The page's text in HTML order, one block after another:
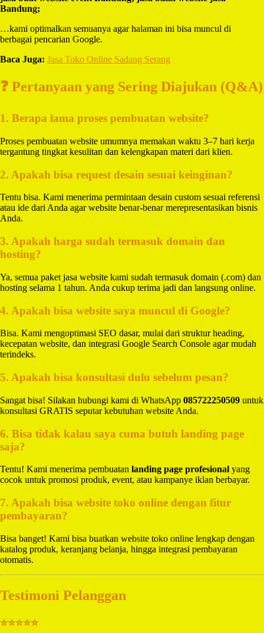
Bandung;
…kami optimalkan semuanya agar halaman ini bisa muncul di
berbagai pencarian Google.
Baca Juga: Jasa Toko Online Sadang Serang
❓ Pertanyaan yang Sering Diajukan (Q&A)
1. Berapa lama proses pembuatan website?
Proses pembuatan website umumnya memakan waktu 3–7 hari kerja
tergantung tingkat kesulitan dan kelengkapan materi dari klien.
2. Apakah bisa request desain sesuai keinginan?
Tentu bisa. Kami menerima permintaan desain custom sesuai referensi
atau ide dari Anda agar website benar-benar merepresentasikan bisnis
Anda.
3. Apakah harga sudah termasuk domain dan
hosting?
Ya, semua paket jasa website kami sudah termasuk domain (.com) dan
hosting selama 1 tahun. Anda cukup terima jadi dan langsung online.
4. Apakah bisa website saya muncul di Google?
Bisa. Kami mengoptimasi SEO dasar, mulai dari struktur heading,
kecepatan website, dan integrasi Google Search Console agar mudah
terindeks.
5. Apakah bisa konsultasi dulu sebelum pesan?
Sangat bisa! Silakan hubungi kami di WhatsApp 085722250509 untuk
konsultasi GRATIS seputar kebutuhan website Anda.
6. Bisa tidak kalau saya cuma butuh landing page
saja?
Tentu! Kami menerima pembuatan landing page profesional yang
cocok untuk promosi produk, event, atau kampanye iklan berbayar.
7. Apakah bisa website toko online dengan fitur
pembayaran?
Bisa banget! Kami bisa buatkan website toko online lengkap dengan
katalog produk, keranjang belanja, hingga integrasi pembayaran
otomatis.
Testimoni Pelanggan
⭐⭐⭐⭐⭐